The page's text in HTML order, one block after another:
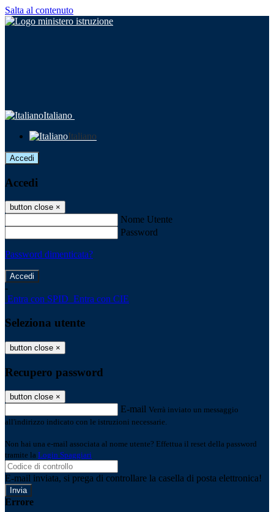
Salta al contenuto
Italiano
Italiano
Accedi
Accedi
button close ×
Nome Utente
Password
Password dimenticata?
-
Entra con SPID Entra con CIE
Seleziona utente
button close ×
Recupero password
button close ×
E-mail Verrà inviato un messaggio
all'indirizzo indicato con le istruzioni necessarie.
Non hai una e-mail associata al nome utente? Effettua il reset della password
tramite la Login Spaggiari
E-mail inviata, si prega di controllare la casella di posta elettronica!
Errore